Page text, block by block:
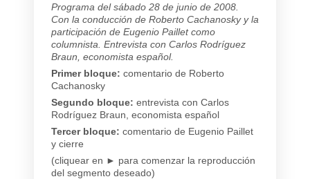
Programa del sábado 28 de junio de 2008.
Con la conducción de Roberto Cachanosky y la
participación de Eugenio Paillet como
columnista. Entrevista con Carlos Rodríguez
Braun, economista español.
Primer bloque: comentario de Roberto
Cachanosky
Segundo bloque: entrevista con Carlos
Rodríguez Braun, economista español
Tercer bloque: comentario de Eugenio Paillet
y cierre
(cliquear en ► para comenzar la reproducción
del segmento deseado)